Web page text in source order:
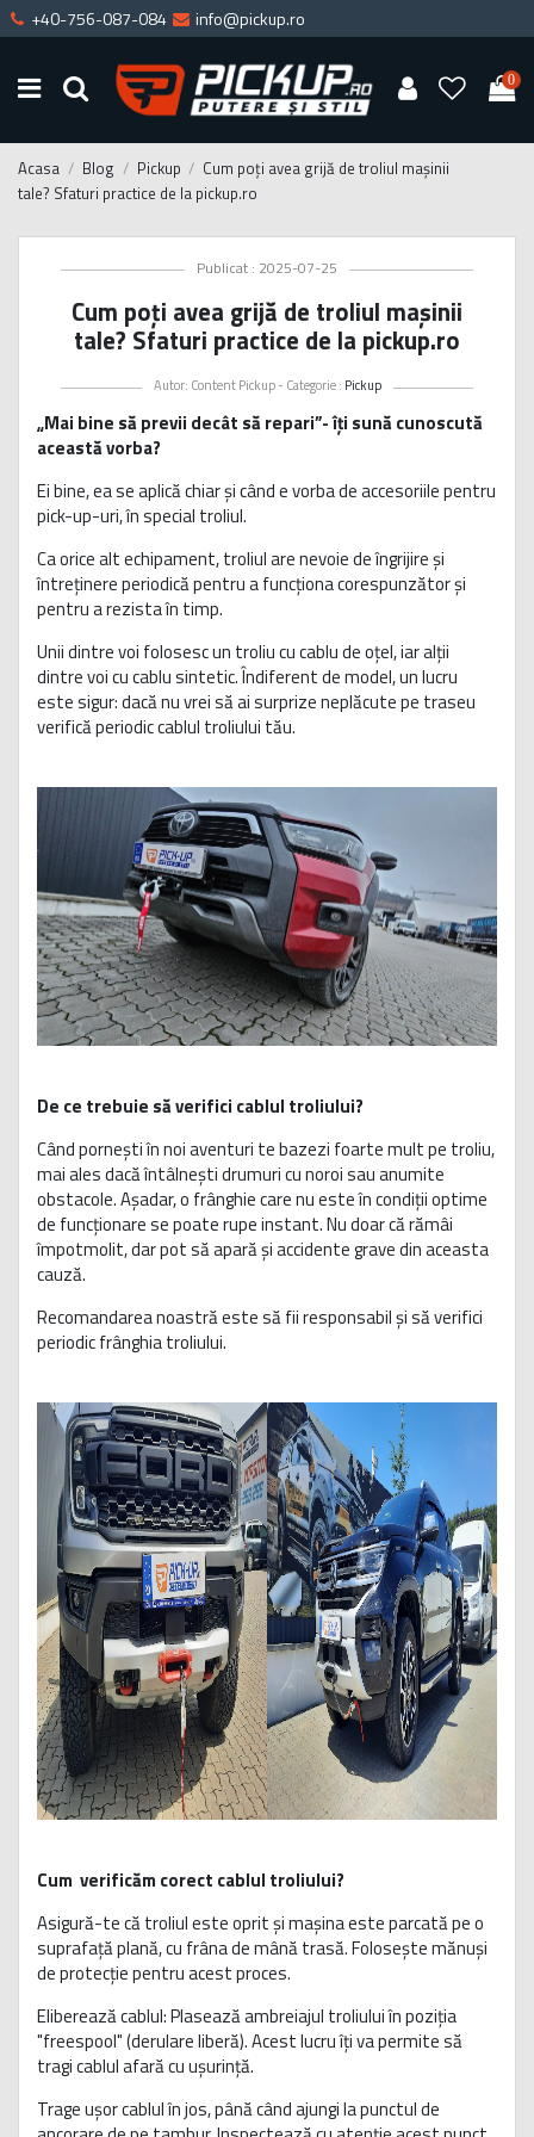
+40-756-087-084 info@pickup.ro
0
Acasa Blog Pickup
Cum poți avea grijă de troliul mașinii
tale? Sfaturi practice de la pickup.ro
Publicat : 2025-07-25
Cum poți avea grijă de troliul mașinii
tale? Sfaturi practice de la pickup.ro
Autor: Content Pickup - Categorie : Pickup
„Mai bine să previi decât să repari”- îți sună cunoscută
această vorba?
Ei bine, ea se aplică chiar și când e vorba de accesoriile pentru
pick-up-uri, în special troliul.
Ca orice alt echipament, troliul are nevoie de îngrijire și
întreținere periodică pentru a funcționa corespunzător și
pentru a rezista în timp.
Unii dintre voi folosesc un troliu cu cablu de oțel, iar alții
dintre voi cu cablu sintetic. Îndiferent de model, un lucru
este sigur: dacă nu vrei să ai surprize neplăcute pe traseu
verifică periodic cablul troliului tău.
De ce trebuie să verifici cablul troliului?
Când pornești în noi aventuri te bazezi foarte mult pe troliu,
mai ales dacă întâlnești drumuri cu noroi sau anumite
obstacole. Așadar, o frânghie care nu este în condiții optime
de funcționare se poate rupe instant. Nu doar că rămâi
împotmolit, dar pot să apară și accidente grave din aceasta
cauză.
Recomandarea noastră este să fii responsabil și să verifici
periodic frânghia troliului.
Cum verificăm corect cablul troliului?
Asigură-te că troliul este oprit și mașina este parcată pe o
suprafață plană, cu frâna de mână trasă. Folosește mănuși
de protecție pentru acest proces.
Eliberează cablul: Plasează ambreiajul troliului în poziția
"freespool" (derulare liberă). Acest lucru îți va permite să
tragi cablul afară cu ușurință.
Trage ușor cablul în jos, până când ajungi la punctul de